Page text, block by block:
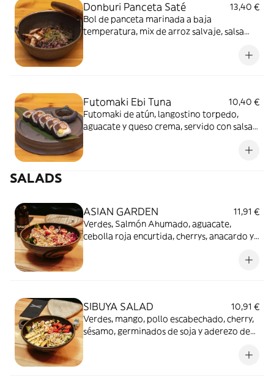
Donburi Panceta Saté
13,40 €
Bol de panceta marinada a baja
temperatura, mix de arroz salvaje, salsa
Futomaki Ebi Tuna
10,40 €
Futomaki de atún, langostino torpedo,
aguacate y queso crema, servido con salsa
SALADS
ASIAN GARDEN
11,91 €
Verdes, Salmón Ahumado, aguacate,
cebolla roja encurtida, cherrys, anacardo y
SIBUYA SALAD
10,91 €
Verdes, mango, pollo escabechado, cherry,
sésamo, germinados de soja y aderezo de